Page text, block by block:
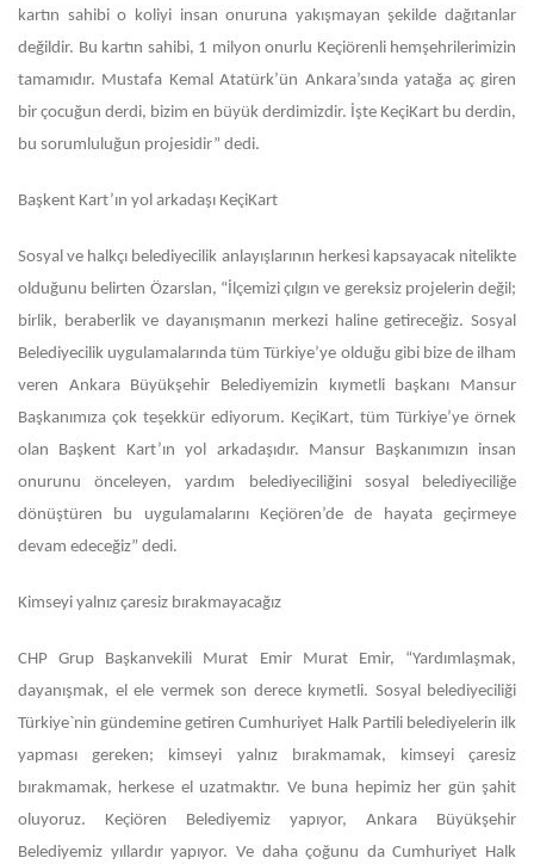
kartın sahibi o koliyi insan onuruna yakışmayan şekilde dağıtanlar
değildir. Bu kartın sahibi, 1 milyon onurlu Keçiörenli hemşehrilerimizin
tamamıdır. Mustafa Kemal Atatürk’ün Ankara’sında yatağa aç giren
bir çocuğun derdi, bizim en büyük derdimizdir. İşte KeçiKart bu derdin,
bu sorumluluğun projesidir” dedi.
Başkent Kart’ın yol arkadaşı KeçiKart
Sosyal ve halkçı belediyecilik anlayışlarının herkesi kapsayacak nitelikte
olduğunu belirten Özarslan, “İlçemizi çılgın ve gereksiz projelerin değil;
birlik, beraberlik ve dayanışmanın merkezi haline getireceğiz. Sosyal
Belediyecilik uygulamalarında tüm Türkiye’ye olduğu gibi bize de ilham
veren Ankara Büyükşehir Belediyemizin kıymetli başkanı Mansur
Başkanımıza çok teşekkür ediyorum. KeçiKart, tüm Türkiye’ye örnek
olan Başkent Kart’ın yol arkadaşıdır. Mansur Başkanımızın insan
onurunu önceleyen, yardım belediyeciliğini sosyal belediyeciliğe
dönüştüren bu uygulamalarını Keçiören’de de hayata geçirmeye
devam edeceğiz” dedi.
Kimseyi yalnız çaresiz bırakmayacağız
CHP Grup Başkanvekili Murat Emir Murat Emir, “Yardımlaşmak,
dayanışmak, el ele vermek son derece kıymetli. Sosyal belediyeciliği
Türkiye`nin gündemine getiren Cumhuriyet Halk Partili belediyelerin ilk
yapması gereken; kimseyi yalnız bırakmamak, kimseyi çaresiz
bırakmamak, herkese el uzatmaktır. Ve buna hepimiz her gün şahit
oluyoruz. Keçiören Belediyemiz yapıyor, Ankara Büyükşehir
Belediyemiz yıllardır yapıyor. Ve daha çoğunu da Cumhuriyet Halk